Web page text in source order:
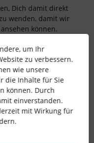
Dich damit direkt
wenden, damit wir
können.
ist. um Ihr
zu verbessern.
wie unsere
die Inhalte für Sie
können. Durch
einverstanden.
mit Wirkung für